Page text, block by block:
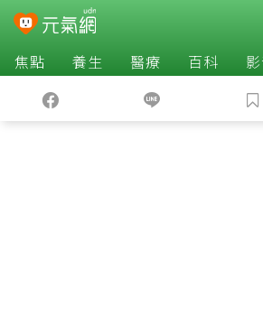
焦點 養生 醫療 百科